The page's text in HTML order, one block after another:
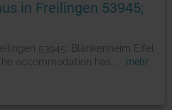
in Freilingen 53945;
53945; Blankenheim Eifel
accommodation has
mehr